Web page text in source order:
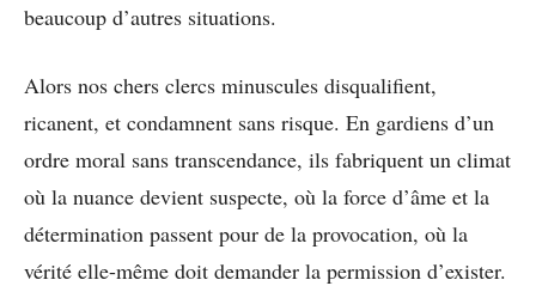
beaucoup d’autres situations.
Alors nos chers clercs minuscules disqualifient,
ricanent, et condamnent sans risque. En gardiens d’un
ordre moral sans transcendance, ils fabriquent un climat
où la nuance devient suspecte, où la force d’âme et la
détermination passent pour de la provocation, où la
vérité elle-même doit demander la permission d’exister.